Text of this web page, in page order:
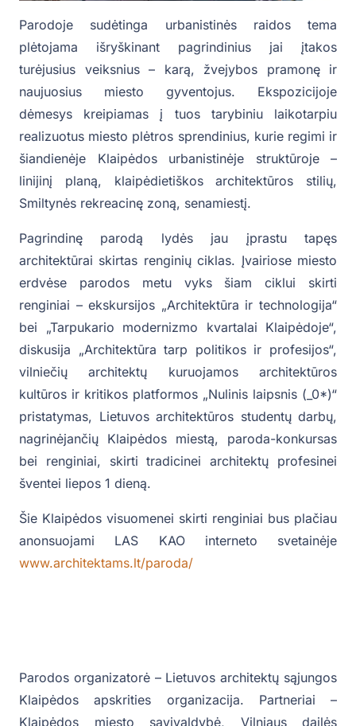
Parodoje sudėtinga urbanistinės raidos tema
plėtojama išryškinant pagrindinius jai įtakos
turėjusius veiksnius – karą, žvejybos pramonę ir
naujuosius miesto gyventojus. Ekspozicijoje
dėmesys kreipiamas į tuos tarybiniu laikotarpiu
realizuotus miesto plėtros sprendinius, kurie regimi ir
šiandienėje Klaipėdos urbanistinėje struktūroje –
linijinį planą, klaipėdietiškos architektūros stilių,
Smiltynės rekreacinę zoną, senamiestį.
Pagrindinę parodą lydės jau įprastu tapęs
architektūrai skirtas renginių ciklas. Įvairiose miesto
erdvėse parodos metu vyks šiam ciklui skirti
renginiai – ekskursijos „Architektūra ir technologija“
bei „Tarpukario modernizmo kvartalai Klaipėdoje“,
diskusija „Architektūra tarp politikos ir profesijos“,
vilniečių architektų kuruojamos architektūros
kultūros ir kritikos platformos „Nulinis laipsnis (_0*)“
pristatymas, Lietuvos architektūros studentų darbų,
nagrinėjančių Klaipėdos miestą, paroda-konkursas
bei renginiai, skirti tradicinei architektų profesinei
šventei liepos 1 dieną.
Šie Klaipėdos visuomenei skirti renginiai bus plačiau
anonsuojami LAS KAO interneto svetainėje
www.architektams.lt/paroda/
Parodos organizatorė – Lietuvos architektų sąjungos
Klaipėdos apskrities organizacija. Partneriai –
Klaipėdos miesto savivaldybė, Vilniaus dailės